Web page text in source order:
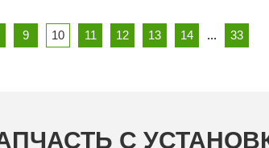
9 10 11 12 13 14 ... 33
С